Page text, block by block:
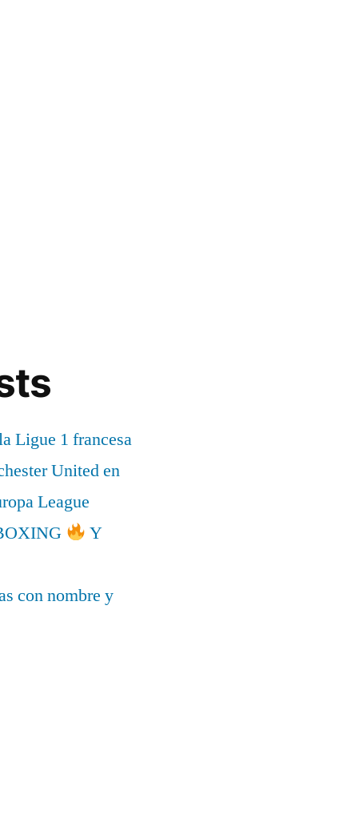
Ligue 1 francesa
United en
League
Y
con nombre y